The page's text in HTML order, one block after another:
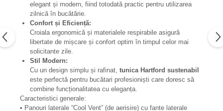
elegant și modern, fiind totodată practic pentru utilizarea
zilnică în bucătărie.
Confort și Eficiență:
Croiala ergonomică și materialele respirabile asigură
libertate de mișcare și confort optim în timpul celor mai
solicitante zile.
Stil Modern:
Cu un design simplu și rafinat, tunica Hartford sustenabil
este perfectă pentru bucătari profesioniști care doresc să
combine funcționalitatea cu eleganța.
Caracteristici generale:
• Panouri laterale “Cool Vent” (de aerisire) cu fante laterale